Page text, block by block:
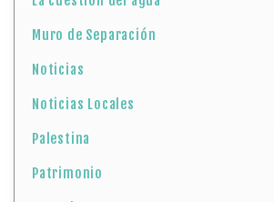
Muro de Separación
Noticias
Noticias Locales
Palestina
Patrimonio